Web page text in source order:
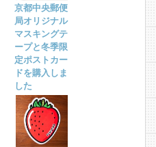
京都中央郵便
局オリジナル
マスキングテ
ープと冬季限
定ポストカー
ドを購入しま
した